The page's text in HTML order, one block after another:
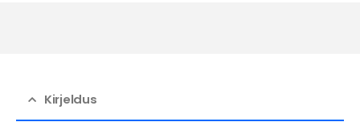
Kirjeldus